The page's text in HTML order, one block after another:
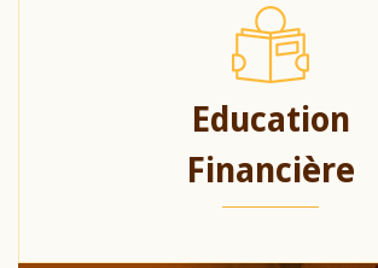
Education
Financière